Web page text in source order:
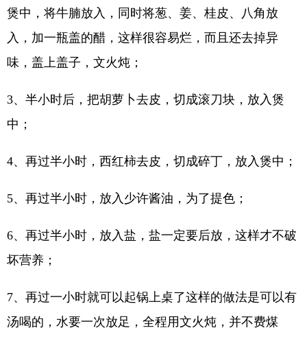
煲中，将牛腩放入，同时将葱、姜、桂皮、八角放
入，加一瓶盖的醋，这样很容易烂，而且还去掉异
味，盖上盖子，文火炖；
3、半小时后，把胡萝卜去皮，切成滚刀块，放入煲
中；
4、再过半小时，西红柿去皮，切成碎丁，放入煲中；
5、再过半小时，放入少许酱油，为了提色；
6、再过半小时，放入盐，盐一定要后放，这样才不破
坏营养；
7、再过一小时就可以起锅上桌了这样的做法是可以有
汤喝的，水要一次放足，全程用文火炖，并不费煤